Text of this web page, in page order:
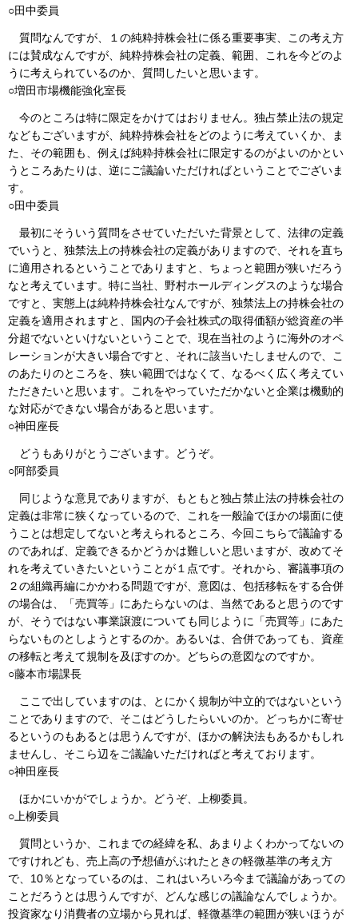
○田中委員
質問なんですが、１の純粋持株会社に係る重要事実、この考え方
には賛成なんですが、純粋持株会社の定義、範囲、これを今どのよ
うに考えられているのか、質問したいと思います。
○増田市場機能強化室長
今のところは特に限定をかけてはおりません。独占禁止法の規定
などもございますが、純粋持株会社をどのように考えていくか、ま
た、その範囲も、例えば純粋持株会社に限定するのがよいのかとい
うところあたりは、逆にご議論いただければということでございま
す。
○田中委員
最初にそういう質問をさせていただいた背景として、法律の定義
でいうと、独禁法上の持株会社の定義がありますので、それを直ち
に適用されるということでありますと、ちょっと範囲が狭いだろう
なと考えています。特に当社、野村ホールディングスのような場合
ですと、実態上は純粋持株会社なんですが、独禁法上の持株会社の
定義を適用されますと、国内の子会社株式の取得価額が総資産の半
分超でないといけないということで、現在当社のように海外のオペ
レーションが大きい場合ですと、それに該当いたしませんので、こ
のあたりのところを、狭い範囲ではなくて、なるべく広く考えてい
ただきたいと思います。これをやっていただかないと企業は機動的
な対応ができない場合があると思います。
○神田座長
どうもありがとうございます。どうぞ。
○阿部委員
同じような意見でありますが、もともと独占禁止法の持株会社の
定義は非常に狭くなっているので、これを一般論でほかの場面に使
うことは想定してないと考えられるところ、今回こちらで議論する
のであれば、定義できるかどうかは難しいと思いますが、改めてそ
れを考えていきたいということが１点です。それから、審議事項の
２の組織再編にかかわる問題ですが、意図は、包括移転をする合併
の場合は、「売買等」にあたらないのは、当然であると思うのです
が、そうではない事業譲渡についても同じように「売買等」にあた
らないものとしようとするのか。あるいは、合併であっても、資産
の移転と考えて規制を及ぼすのか。どちらの意図なのですか。
○藤本市場課長
ここで出していますのは、とにかく規制が中立的ではないという
ことでありますので、そこはどうしたらいいのか。どっちかに寄せ
るというのもあるとは思うんですが、ほかの解決法もあるかもしれ
ませんし、そこら辺をご議論いただければと考えております。
○神田座長
ほかにいかがでしょうか。どうぞ、上柳委員。
○上柳委員
質問というか、これまでの経緯を私、あまりよくわかってないの
ですけれども、売上高の予想値がぶれたときの軽微基準の考え方
で、10％となっているのは、これはいろいろ今まで議論があっての
ことだろうとは思うんですが、どんな感じの議論なんでしょうか。
投資家なり消費者の立場から見れば、軽微基準の範囲が狭いほうが